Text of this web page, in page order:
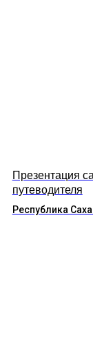
Презентация
путеводителя
Республика